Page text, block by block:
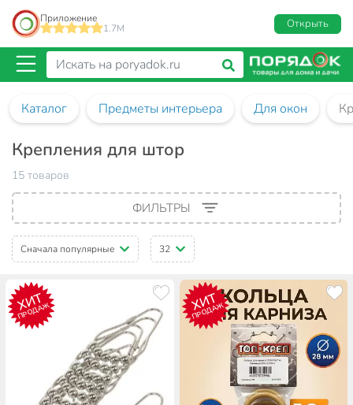
Приложение
1.7M
Открыть
Каталог Предметы интерьера Для окон
Крепления для штор
15 товаров
ФИЛЬТРЫ
Сначала популярные 32
ХИТ
ПРОДАЖ ХИТ
ПРОДАЖ